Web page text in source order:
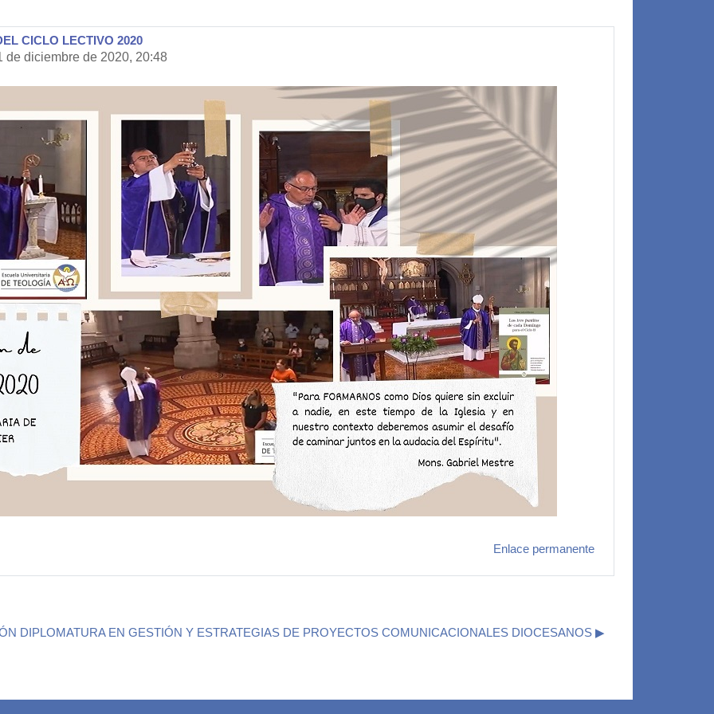
CICLO LECTIVO 2020
de diciembre de 2020, 20:48
Enlace permanente
DIPLOMATURA EN GESTIÓN Y ESTRATEGIAS DE PROYECTOS COMUNICACIONALES DIOCESANOS ▶︎